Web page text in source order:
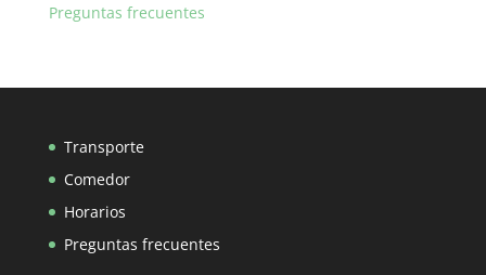
Preguntas frecuentes
Transporte
Comedor
Horarios
Preguntas frecuentes